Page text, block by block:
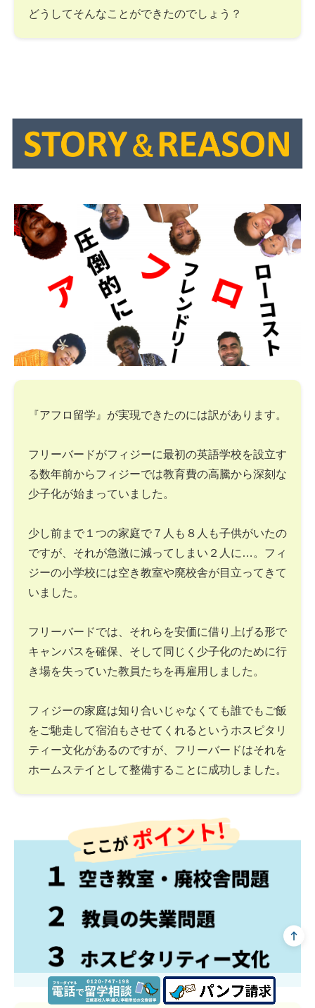
どうしてそんなことができたのでしょう？
『アフロ留学』が実現できたのには訳があります。
フリーバードがフィジーに最初の英語学校を設立す
る数年前からフィジーでは教育費の高騰から深刻な
少子化が始まっていました。
少し前まで１つの家庭で７人も８人も子供がいたの
ですが、それが急激に減ってしまい２人に…。フィ
ジーの小学校には空き教室や廃校舎が目立ってきて
いました。
フリーバードでは、それらを安価に借り上げる形で
キャンパスを確保、そして同じく少子化のために行
き場を失っていた教員たちを再雇用しました。
フィジーの家庭は知り合いじゃなくても誰でもご飯
をご馳走して宿泊もさせてくれるというホスピタリ
ティー文化があるのですが、フリーバードはそれを
ホームステイとして整備することに成功しました。